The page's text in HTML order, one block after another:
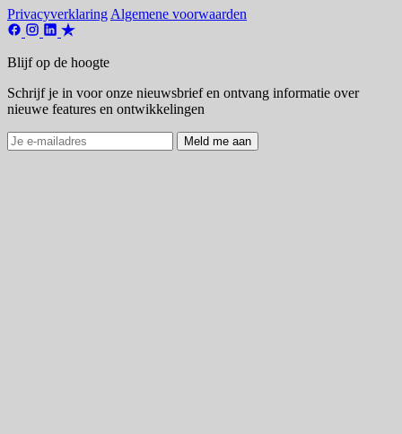
Privacyverklaring Algemene voorwaarden
Blijf op de hoogte
Schrijf je in voor onze nieuwsbrief en ontvang informatie over
nieuwe features en ontwikkelingen
Meld me aan